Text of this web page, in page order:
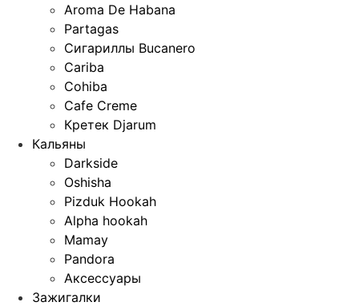
Aroma De Habana
Partagas
Сигариллы Bucanero
Cariba
Cohiba
Cafe Creme
Кретек Djarum
Кальяны
Darkside
Oshisha
Pizduk Hookah
Alpha hookah
Mamay
Pandora
Аксессуары
Зажигалки